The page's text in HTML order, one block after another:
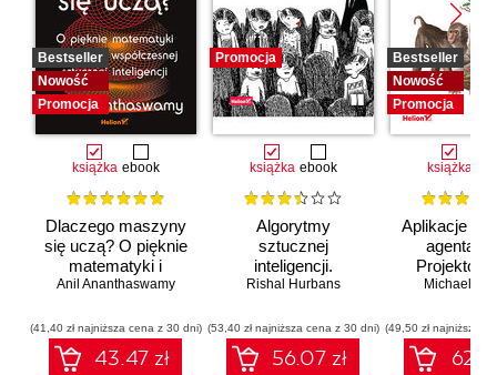
Bestseller
Nowość
Promocja
książka ebook
Dlaczego maszyny
się uczą? O pięknie
matematyki i
działaniu
sztucznej
Anil Ananthaswamy
(41,40 zł najniższa cena z 30 dni)
43.47 zł
Promocja
książka ebook
Algorytmy
sztucznej
inteligencji.
Ilustrowany
Rishal Hurbans
(53,40 zł najniższa cena z 30 dni)
56.07 zł
Bestseller
Nowość
Promocja
książka
Aplikacje
agentach
Michael
(49,50 zł najniższa